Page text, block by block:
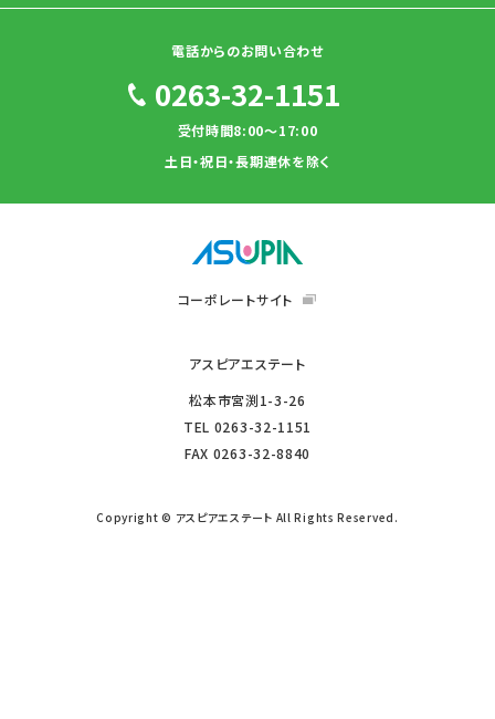
電話からのお問い合わせ
0263-32-1151
受付時間8:00～17:00
土日・祝日・長期連休を除く
コーポレートサイト
アスピアエステート
松本市宮渕1-3-26
TEL 0263-32-1151
FAX 0263-32-8840
Copyright © アスピアエステート All Rights Reserved.